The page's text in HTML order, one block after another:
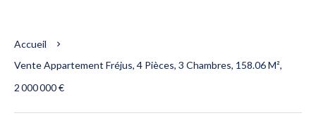
Accueil
Vente Appartement Fréjus, 4 Pièces, 3 Chambres, 158.06 M²,
2 000 000 €